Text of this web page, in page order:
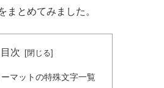
まとめてみました。
目次
マットの特殊文字一覧